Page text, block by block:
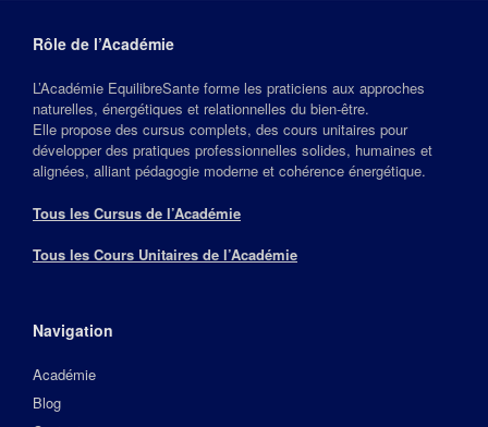
Rôle de l’Académie
L’Académie EquilibreSante forme les praticiens aux approches
naturelles, énergétiques et relationnelles du bien‑être.
Elle propose des cursus complets, des cours unitaires pour
développer des pratiques professionnelles solides, humaines et
alignées, alliant pédagogie moderne et cohérence énergétique.
Tous les Cursus de l’Académie
Tous les Cours Unitaires de l’Académie
Navigation
Académie
Blog